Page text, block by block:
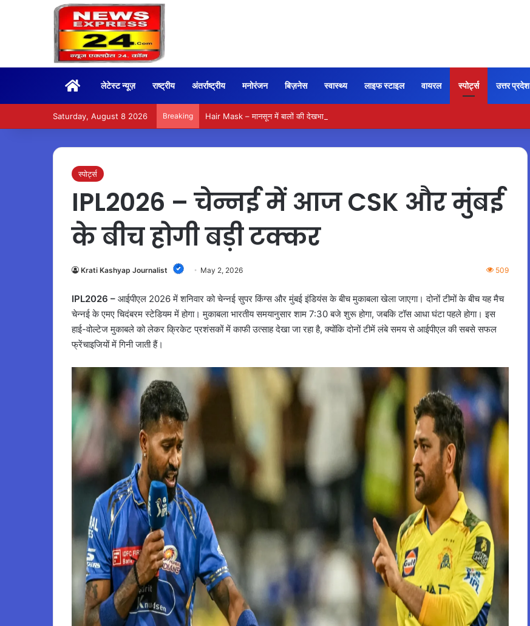
Homeलेटेस्ट न्यूज़ राष्ट्रीय अंतर्राष्ट्रीय मनोरंजन बिज़नेस स्वास्थ्य लाइफ स्टाइल वायरल स्पोर्ट्स उत्तर प्रदेश
Saturday, August 8 2026 Breaking Hair Mask – मानसून में बालों की देखभाल के लिए आजमाएं अंडे का मास्क
स्पोर्ट्स
IPL2026 – चेन्नई में आज CSK और मुंबई
के बीच होगी बड़ी टक्कर
Krati Kashyap Journalist May 2, 2026 509
IPL2026 – आईपीएल 2026 में शनिवार को चेन्नई सुपर किंग्स और मुंबई इंडियंस के बीच मुकाबला खेला जाएगा। दोनों टीमों के बीच यह मैच
चेन्नई के एमए चिदंबरम स्टेडियम में होगा। मुकाबला भारतीय समयानुसार शाम 7:30 बजे शुरू होगा, जबकि टॉस आधा घंटा पहले होगा। इस
हाई-वोल्टेज मुकाबले को लेकर क्रिकेट प्रशंसकों में काफी उत्साह देखा जा रहा है, क्योंकि दोनों टीमें लंबे समय से आईपीएल की सबसे सफल
फ्रेंचाइजियों में गिनी जाती हैं।